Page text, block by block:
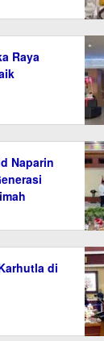
Raya
Naparin
di